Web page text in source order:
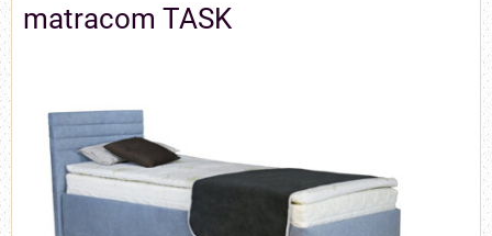
matracom TASK